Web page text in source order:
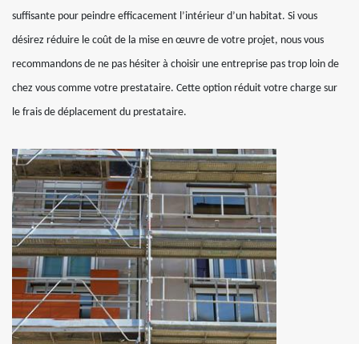
suffisante pour peindre efficacement l’intérieur d’un habitat. Si vous
désirez réduire le coût de la mise en œuvre de votre projet, nous vous
recommandons de ne pas hésiter à choisir une entreprise pas trop loin de
chez vous comme votre prestataire. Cette option réduit votre charge sur
le frais de déplacement du prestataire.